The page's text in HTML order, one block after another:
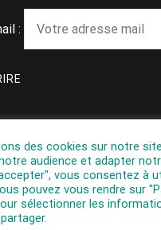
:
des cookies sur notre
audience et adapter
vous consentez à
pouvez vous rendre sur
sélectionner les